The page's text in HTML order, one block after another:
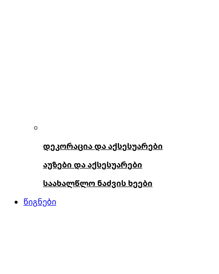
დეკორაცია და აქსესუარები
აუზები და აქსესუარები
საახალწლო ნაძვის ხეები
წიგნები